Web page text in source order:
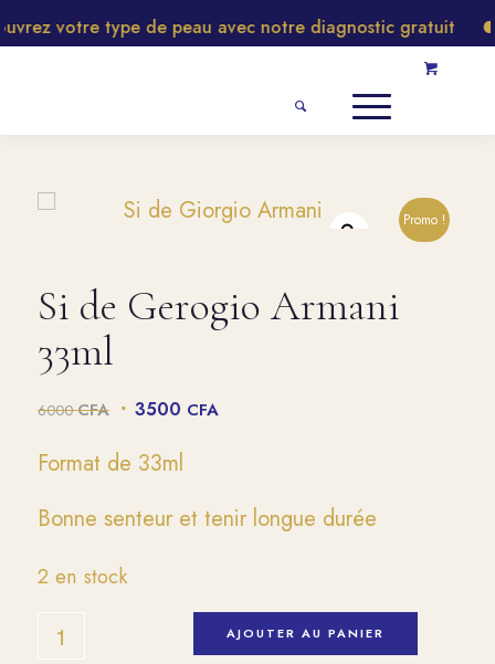
votre type de peau avec notre diagnostic gratuit
Promo !
Si de Gerogio Armani
33ml
6000CFA Le
initial
6000 CFA.
3500 CFA
3500 CFA.
Format de 33ml
Bonne senteur et tenir longue durée
2 en stock
AJOUTER AU PANIER